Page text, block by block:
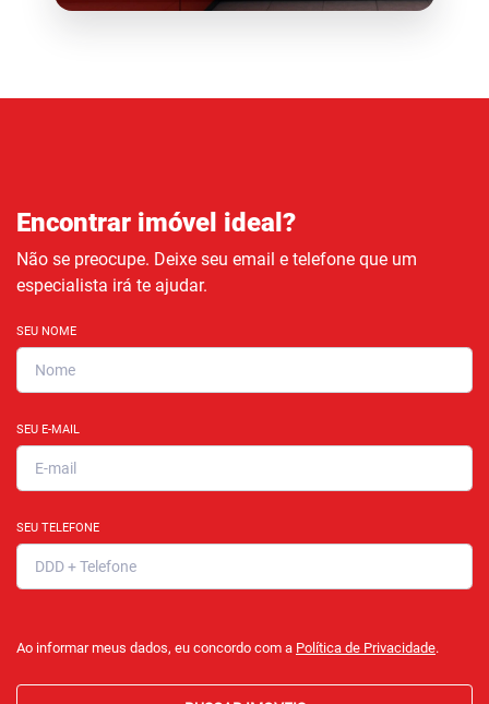
Encontrar imóvel ideal?
Não se preocupe. Deixe seu email e telefone que um
especialista irá te ajudar.
SEU NOME
SEU E-MAIL
SEU TELEFONE
Ao informar meus dados, eu concordo com a Política de Privacidade.